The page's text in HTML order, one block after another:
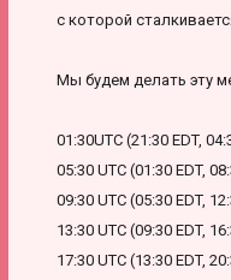
с которой
Мы будем делать эту
01:30UTC (21:30 EDT,
05:30 UTC (01:30 EDT,
09:30 UTC (05:30 EDT,
13:30 UTC (09:30 EDT,
17:30 UTC (13:30 EDT,